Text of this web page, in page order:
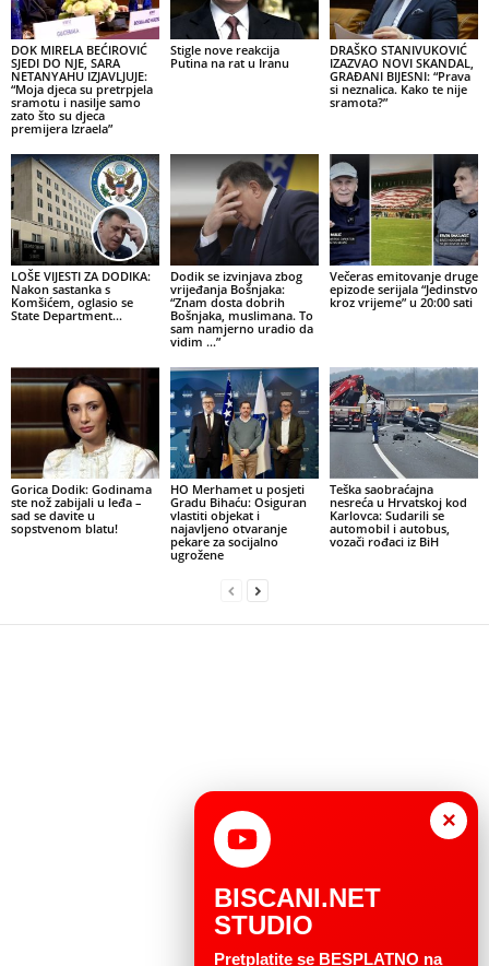
DOK MIRELA BEĆIROVIĆ
SJEDI DO NJE, SARA
NETANYAHU IZJAVLJUJE:
“Moja djeca su pretrpjela
sramotu i nasilje samo
zato što su djeca
premijera Izraela”
Stigle nove reakcija
Putina na rat u Iranu
DRAŠKO STANIVUKOVIĆ
IZAZVAO NOVI SKANDAL,
GRAĐANI BIJESNI: “Prava
si neznalica. Kako te nije
sramota?”
LOŠE VIJESTI ZA DODIKA:
Nakon sastanka s
Komšićem, oglasio se
State Department…
Dodik se izvinjava zbog
vrijeđanja Bošnjaka:
“Znam dosta dobrih
Bošnjaka, muslimana. To
sam namjerno uradio da
vidim …”
Večeras emitovanje druge
epizode serijala “Jedinstvo
kroz vrijeme” u 20:00 sati
Gorica Dodik: Godinama
ste nož zabijali u leđa –
sad se davite u
sopstvenom blatu!
HO Merhamet u posjeti
Gradu Bihaću: Osiguran
vlastiti objekat i
najavljeno otvaranje
pekare za socijalno
ugrožene
Teška saobraćajna
nesreća u Hrvatskoj kod
Karlovca: Sudarili se
automobil i autobus,
vozači rođaci iz BiH
×
BISCANI.NET
STUDIO
Pretplatite se BESPLATNO na